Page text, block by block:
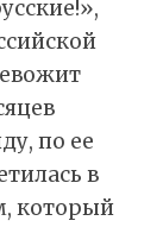
по ее
в
который